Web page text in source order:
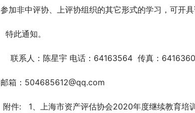
参加非中评协、上评协组织的其它形式的学习，可开
特此通知。
联系人：陈星宇 电话：64163564  传真：
邮箱：504685612@qq.com
附件:   1、上海市资产评估协会2020年度继续教育培